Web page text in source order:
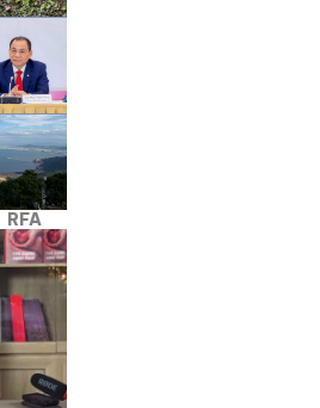
RFA